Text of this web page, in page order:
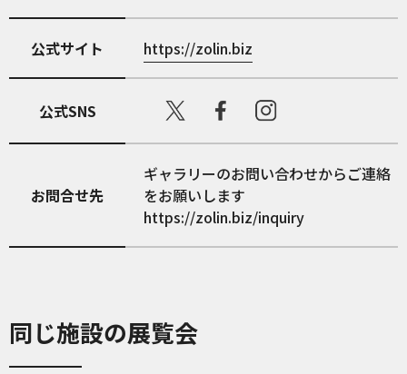
公式サイト https://zolin.biz
公式SNS
お問合せ先
ギャラリーのお問い合わせからご連絡
をお願いします
https://zolin.biz/inquiry
同じ施設の展覧会